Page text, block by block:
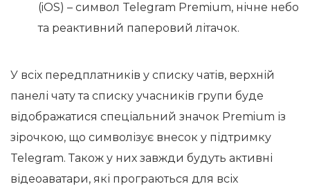
(iOS) – символ Telegram Premium, нічне небо
та реактивний паперовий літачок.
У всіх передплатників у списку чатів, верхній
панелі чату та списку учасників групи буде
відображатися спеціальний значок Premium із
зірочкою, що символізує внесок у підтримку
Telegram. Також у них завжди будуть активні
відеоаватари, які програються для всіх